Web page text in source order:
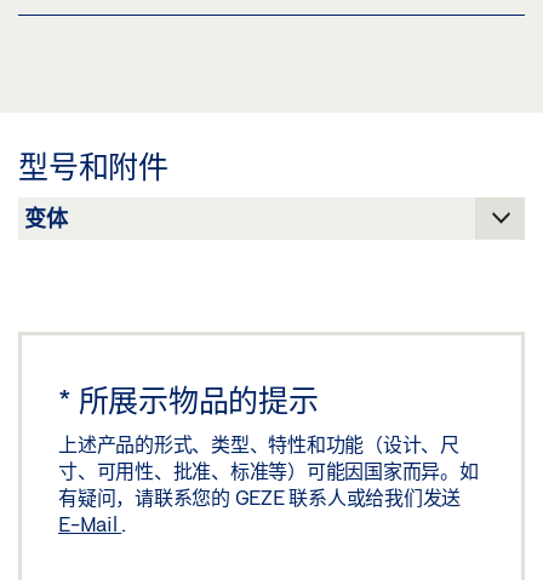
型号和附件
* 所展示物品的提示
上述产品的形式、类型、特性和功能（设计、尺
寸、可用性、批准、标准等）可能因国家而异。如
有疑问，请联系您的 GEZE 联系人或给我们发送
E-Mail .